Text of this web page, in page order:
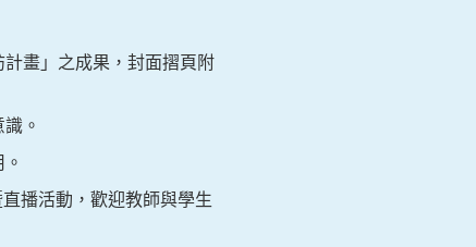
畫」之成果，封面摺頁附
。
播活動，歡迎教師與學生